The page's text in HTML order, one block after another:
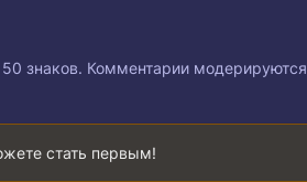
знаков. Комментарии модерируются
стать первым!